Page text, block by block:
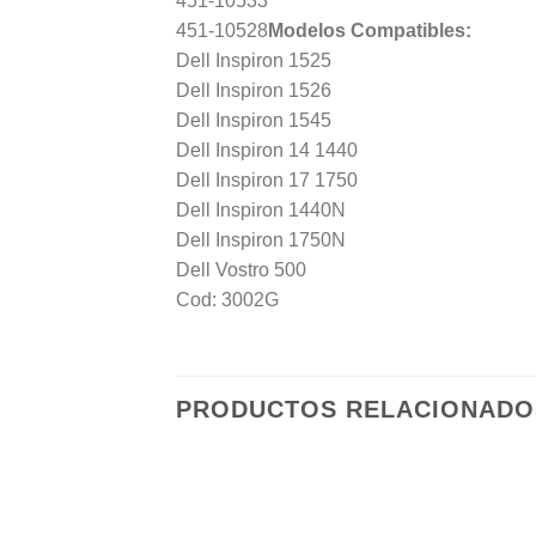
451-10528 Modelos Compatibles:
Dell Inspiron 1525
Dell Inspiron 1526
Dell Inspiron 1545
Dell Inspiron 14 1440
Dell Inspiron 17 1750
Dell Inspiron 1440N
Dell Inspiron 1750N
Dell Vostro 500
Cod: 3002G
PRODUCTOS